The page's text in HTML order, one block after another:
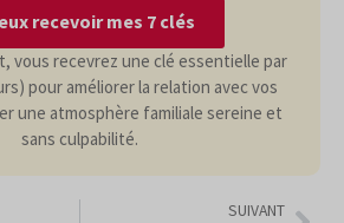
recevoir mes 7 clés
vous recevrez une clé essentielle par
pour améliorer la relation avec vos
une atmosphère familiale sereine et
sans culpabilité.
SUIVANT